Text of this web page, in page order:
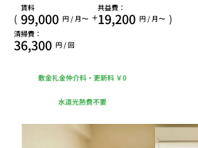
(
賃料
99,000 円 / 月〜 +
共益費：
19,200 円 / 月〜 )
清掃費：
36,300 円 / 回
敷金礼金仲介料・更新料 ￥0
水道光熱費不要